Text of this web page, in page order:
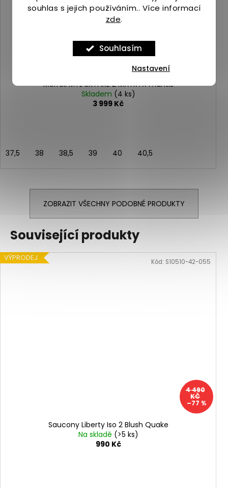
souhlas s jejich používáním.. Více informací
zde.
Souhlasím
Nastavení
Merrell MTL SKYFIRE 2 MATRYX mantis
Skladem (4 ks)
3 999 Kč
37,5 38 38,5 39 40 40,5
ZOBRAZIT VŠECHNY PODOBNÉ PRODUKTY
Související produkty
VÝPRODEJ
4 490
KČ
–77 %
Saucony Liberty Iso 2 Blush Quake
Na skladě (>5 ks)
990 Kč
Kód: S10510-42-055